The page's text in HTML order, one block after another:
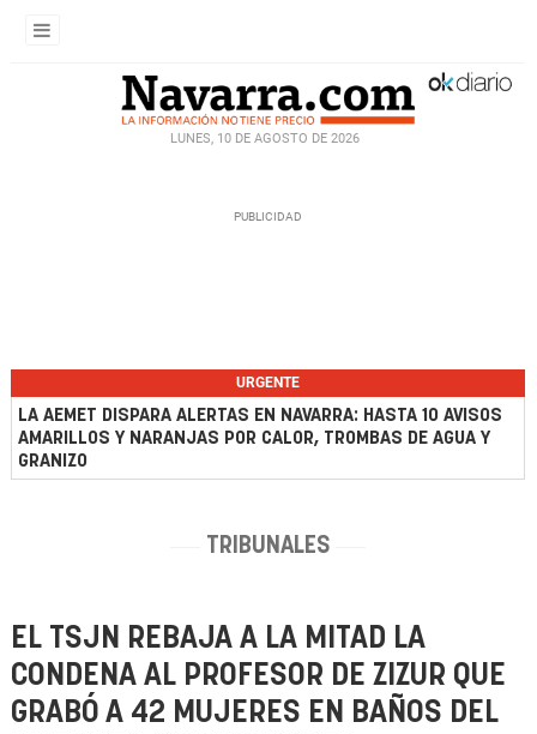
LUNES, 10 DE AGOSTO DE 2026
URGENTE
LA AEMET DISPARA ALERTAS EN NAVARRA: HASTA 10 AVISOS
AMARILLOS Y NARANJAS POR CALOR, TROMBAS DE AGUA Y
GRANIZO
TRIBUNALES
EL TSJN REBAJA A LA MITAD LA
CONDENA AL PROFESOR DE ZIZUR QUE
GRABÓ A 42 MUJERES EN BAÑOS DEL